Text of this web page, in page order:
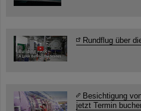
Rundflug über
Besichtigung
jetzt Termin